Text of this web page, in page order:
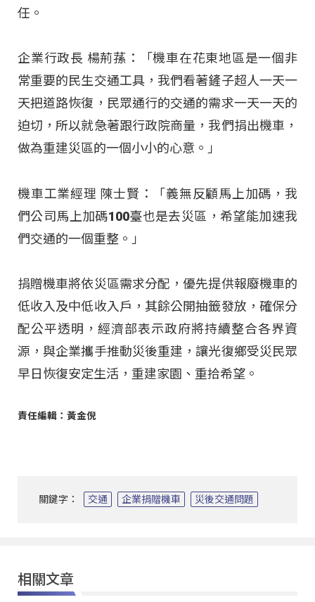
任。
企業行政長 楊荊蓀：「機車在花東地區是一個非
常重要的民生交通工具，我們看著鏟子超人一天一
天把道路恢復，民眾通行的交通的需求一天一天的
迫切，所以就急著跟行政院商量，我們捐出機車，
做為重建災區的一個小小的心意。」
機車工業經理 陳士賢：「義無反顧馬上加碼，我
們公司馬上加碼100臺也是去災區，希望能加速我
們交通的一個重整。」
捐贈機車將依災區需求分配，優先提供報廢機車的
低收入及中低收入戶，其餘公開抽籤發放，確保分
配公平透明，經濟部表示政府將持續整合各界資
源，與企業攜手推動災後重建，讓光復鄉受災民眾
早日恢復安定生活，重建家園、重拾希望。
責任編輯：黃金倪
關鍵字： 交通 企業捐贈機車 災後交通問題
相關文章